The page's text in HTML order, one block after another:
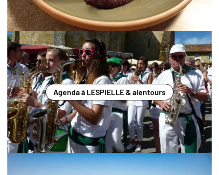
Agenda à LESPIELLE & alentours